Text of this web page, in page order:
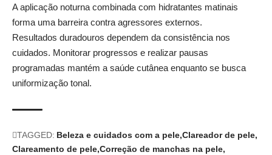
A aplicação noturna combinada com hidratantes matinais
forma uma barreira contra agressores externos.
Resultados duradouros dependem da consistência nos
cuidados. Monitorar progressos e realizar pausas
programadas mantém a saúde cutânea enquanto se busca
uniformização tonal.
TAGGED: Beleza e cuidados com a pele Clareador de pele
Clareamento de pele Correção de manchas na pele